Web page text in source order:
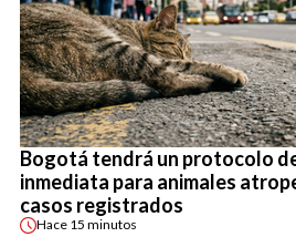
Bogotá tendrá un protocolo
inmediata para animales
casos registrados
Hace 15 minutos